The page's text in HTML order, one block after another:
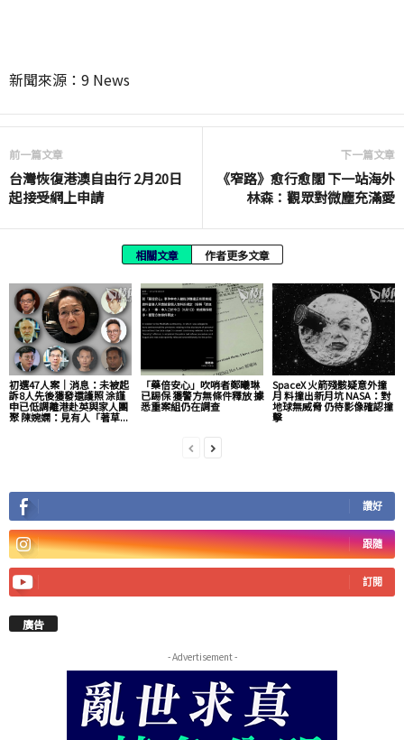
新聞來源：9 News
前一篇文章
台灣恢復港澳自由行 2月20日
起接受網上申請
下一篇文章
《窄路》愈行愈闊 下一站海外
林森：觀眾對微塵充滿愛
相關文章 作者更多文章
初選47人案｜消息：未被起
訴8人先後獲發還護照 涂謹
申已低調離港赴英與家人團
聚 陳婉嫻：見有人「著草...
「藥倍安心」吹哨者鄭曦琳
已踢保 獲警方無條件釋放 據
悉重案組仍在調查
SpaceX 火箭殘骸疑意外撞
月 料撞出新月坑 NASA：對
地球無威脅 仍待影像確認撞
擊
讚好
跟隨
訂閱
廣告
- Advertisement -